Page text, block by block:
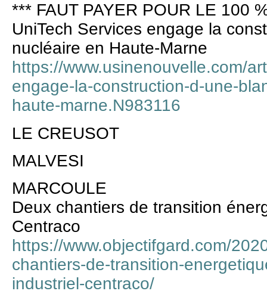
*** FAUT PAYER POUR LE 100
UniTech Services engage la
nucléaire en Haute-Marne
https://www.usinenouvelle.com/
engage-la-construction-d-une-
haute-marne.N983116
LE CREUSOT
MALVESI
MARCOULE
Deux chantiers de transition
Centraco
https://www.objectifgard.com/
chantiers-de-transition-
industriel-centraco/